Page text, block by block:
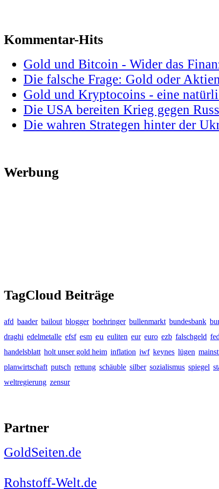
Kommentar-Hits
Gold und Bitcoin - Wider das
Die falsche Frage: Gold oder
Gold und Kryptocoins - eine
Die USA bereiten Krieg gegen
Die wahren Strategen hinter der
Werbung
TagCloud Beiträge
afd baader bailout blogger boehringer bullenmarkt bundesbank
draghi edelmetalle efsf esm eu euliten eur euro ezb falschgeld
handelsblatt holt unser gold heim inflation iwf keynes lügen
planwirtschaft putsch rettung schäuble silber sozialismus spiegel
weltregierung zensur
Partner
GoldSeiten.de
Rohstoff-Welt.de